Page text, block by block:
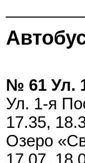
№ 61 Ул.
Ул. 1-я
17.35,
Озеро
17.07,